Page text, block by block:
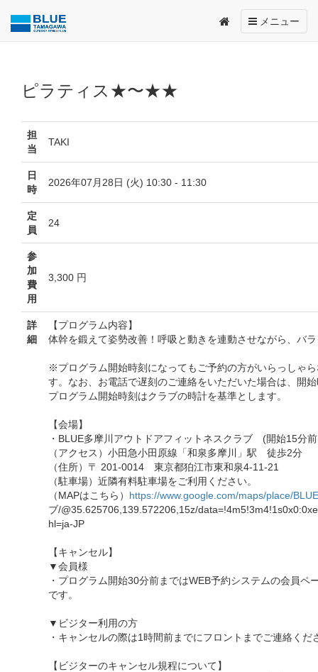
Toggle
navigation
メニュー
ピラティス★〜★★
担
当
TAKI
日
時
2026年07月28日 (火) 10:30 - 11:30
定
員
24
参
加
費
用
3,300 円
詳
細
【プログラム内容】
体幹を鍛えて姿勢改善！呼吸と動きを連動させながら、バ
※プログラム開始時刻になってもご予約の方がいらっしゃ
す。なお、お電話で遅刻のご連絡をいただいた場合は、開
プログラム開始時刻はクラブの時計を基準とします。
【会場】
・BLUE多摩川アウトドアフィットネスクラブ (開始15分
（アクセス）小田急小田原線「和泉多摩川」駅 徒歩2分
（住所）〒 201-0014 東京都狛江市東和泉4-11-21
（駐車場）近隣有料駐車場をご利用ください。
（MAPはこちら） https://www.google.com/maps/place/BLUE
ブ/@35.625706,139.572206,15z/
hl=ja-JP
【キャンセル】
▼会員様
・プログラム開始30分前まではWEB予約システムの会員
です。
▼ビジター利用の方
・キャンセルの際は1時間前までにフロントまでご連絡くだ
【ビジターのキャンセル規程について】